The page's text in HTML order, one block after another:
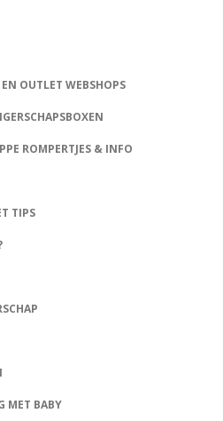
OUTLET WEBSHOPS
ROMPERTJES & INFO
TIPS
MET BABY